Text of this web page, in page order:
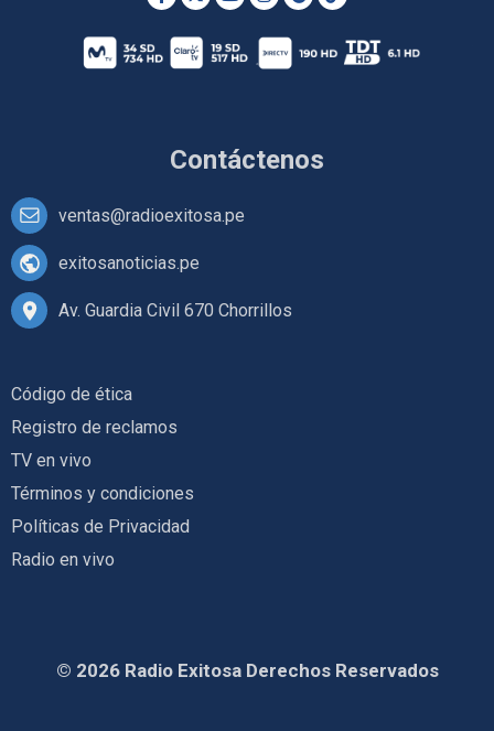
Contáctenos
ventas@radioexitosa.pe
exitosanoticias.pe
Av. Guardia Civil 670 Chorrillos
Código de ética
Registro de reclamos
TV en vivo
Términos y condiciones
Políticas de Privacidad
Radio en vivo
© 2026 Radio Exitosa Derechos Reservados